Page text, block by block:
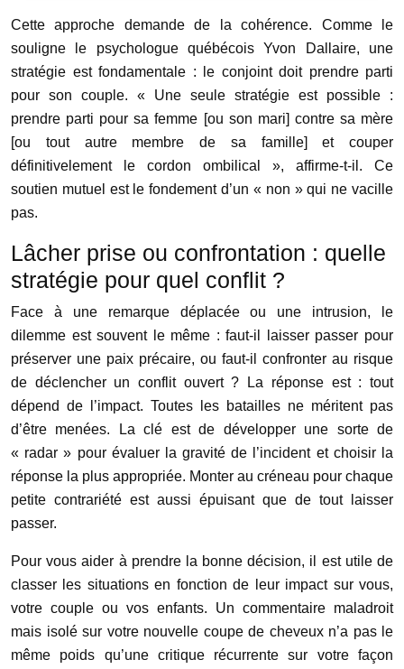
Cette approche demande de la cohérence. Comme le
souligne le psychologue québécois Yvon Dallaire, une
stratégie est fondamentale : le conjoint doit prendre parti
pour son couple. « Une seule stratégie est possible :
prendre parti pour sa femme [ou son mari] contre sa mère
[ou tout autre membre de sa famille] et couper
définitivelement le cordon ombilical », affirme-t-il. Ce
soutien mutuel est le fondement d’un « non » qui ne vacille
pas.
Lâcher prise ou confrontation : quelle
stratégie pour quel conflit ?
Face à une remarque déplacée ou une intrusion, le
dilemme est souvent le même : faut-il laisser passer pour
préserver une paix précaire, ou faut-il confronter au risque
de déclencher un conflit ouvert ? La réponse est : tout
dépend de l’impact. Toutes les batailles ne méritent pas
d’être menées. La clé est de développer une sorte de
« radar » pour évaluer la gravité de l’incident et choisir la
réponse la plus appropriée. Monter au créneau pour chaque
petite contrariété est aussi épuisant que de tout laisser
passer.
Pour vous aider à prendre la bonne décision, il est utile de
classer les situations en fonction de leur impact sur vous,
votre couple ou vos enfants. Un commentaire maladroit
mais isolé sur votre nouvelle coupe de cheveux n’a pas le
même poids qu’une critique récurrente sur votre façon